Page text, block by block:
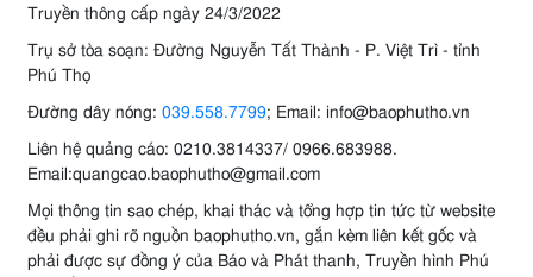
Truyền thông cấp ngày 24/3/2022
Trụ sở tòa soạn: Đường Nguyễn Tất Thành - P. Việt Trì - tỉnh
Phú Thọ
Đường dây nóng: 039.558.7799; Email: info@baophutho.vn
Liên hệ quảng cáo: 0210.3814337/ 0966.683988.
Email:quangcao.baophutho@gmail.com
Mọi thông tin sao chép, khai thác và tổng hợp tin tức từ website
đều phải ghi rõ nguồn baophutho.vn, gắn kèm liên kết gốc và
phải được sự đồng ý của Báo và Phát thanh, Truyền hình Phú